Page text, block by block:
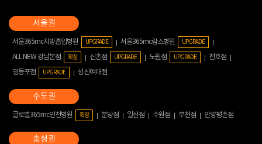
서울365mc지방흡입병원 UPGRADE 서울365mc람스병원 UPGRADE
ALL NEW 강남본점 확장 신촌점 UPGRADE 노원점 UPGRADE
천호점
영등포점
UPGRADE 성신여대점
글로벌365mc인천병원 확장 분당점 일산점 수원점 부천점 안양평촌점